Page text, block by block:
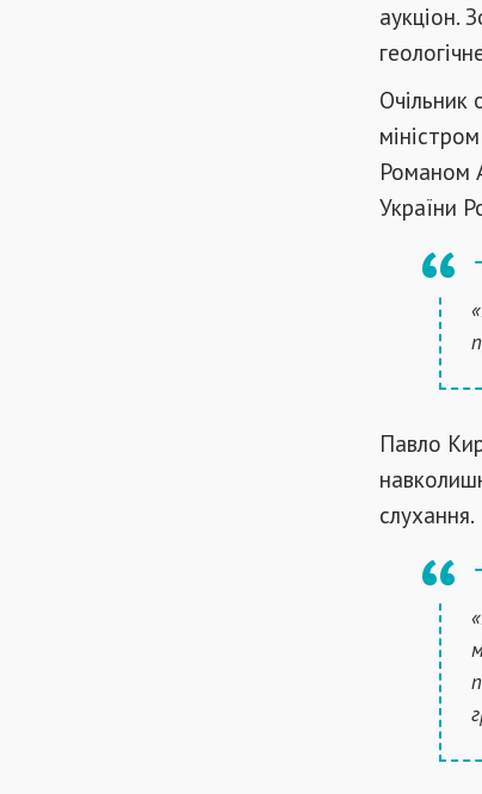
аукціон.
Очільник
Романом
України
Павло
слухання.